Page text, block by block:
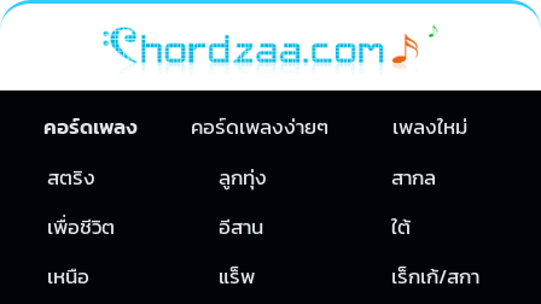
คอร์ดเพลง คอร์ดเพลงง่ายๆ
เพลงใหม่
สตริง
ลูกทุ่ง
สากล
เพื่อชีวิต
อีสาน
ใต้
เหนือ
แร็พ
เร็กเก้/สกา